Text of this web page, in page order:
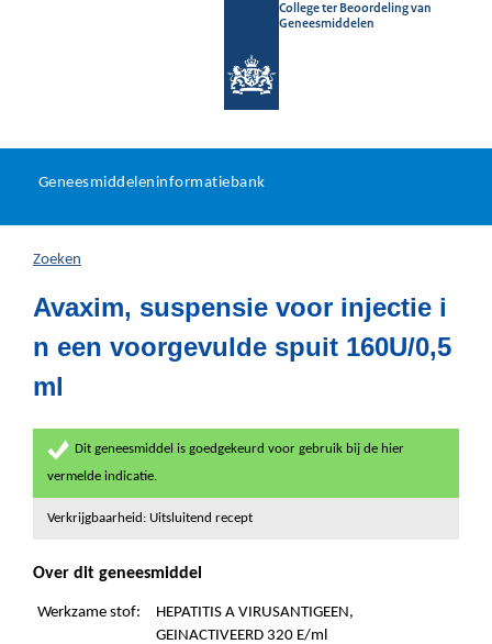
College ter Beoordeling van
Geneesmiddelen
U
hier:
Geneesmiddeleninformatiebank
Zoeken
Avaxim, suspensie voor injectie i
n een voorgevulde spuit 160U/0,5
ml
Dit geneesmiddel is goedgekeurd voor gebruik bij de hier
vermelde indicatie.
Verkrijgbaarheid: Uitsluitend recept
Over dit geneesmiddel
Werkzame stof:
HEPATITIS A VIRUSANTIGEEN,
GEINACTIVEERD 320 E/ml